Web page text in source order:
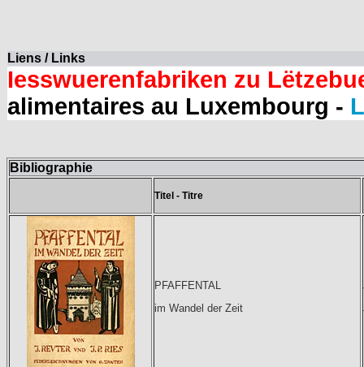
Liens / Links
Iesswuerenfabriken zu
alimentaires au Luxembourg -
Bibliographie
Titel - Titre
PFAFFENTAL
im Wandel der Zeit